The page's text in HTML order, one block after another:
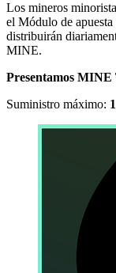
Los mineros
el Módulo de apuesta
distribuirán
MINE.
Presentamos MINE
Suministro máximo: